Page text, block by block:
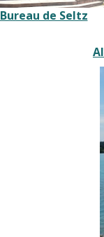
Bureau de Seltz